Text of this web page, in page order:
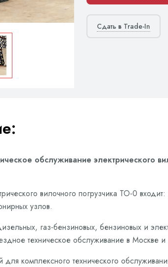
Сдать в Trade-In
обслуживание электрического
вилочного погрузчика ТО-0
узлов.
газ-бензиновых, бензиновых и
техническое обслуживание в Москве
для комплексного технического